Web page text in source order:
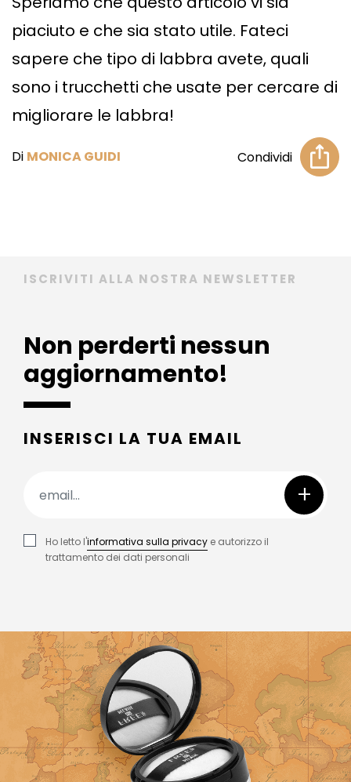
piaciuto e che sia stato utile. Fateci
sapere che tipo di labbra avete, quali
sono i trucchetti che usate per cercare di
migliorare le labbra!
Di MONICA GUIDI Condividi
ISCRIVITI ALLA NOSTRA NEWSLETTER
Non perderti nessun
aggiornamento!
INSERISCI LA TUA EMAIL
+
Ho letto l'informativa sulla privacy e autorizzo il
trattamento dei dati personali